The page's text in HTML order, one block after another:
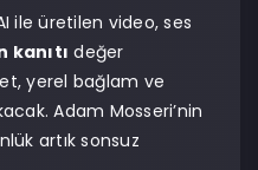
ile üretilen video, ses
kanıtı değer
yerel bağlam ve
Adam Mosseri’nin
artık sonsuz